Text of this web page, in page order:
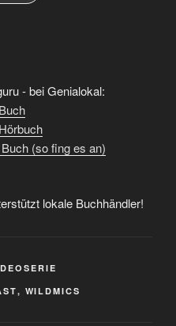
- bei Genialokal:
(so fing es an)
lokale Buchhändler!
, WILDMICS